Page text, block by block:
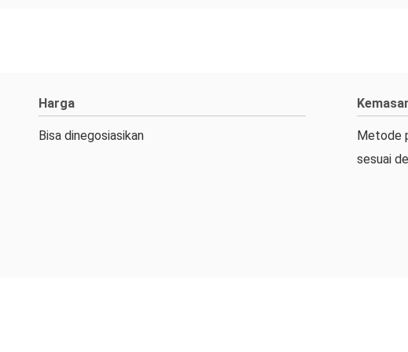
Harga
Bisa dinegosiasikan
Metode
sesuai